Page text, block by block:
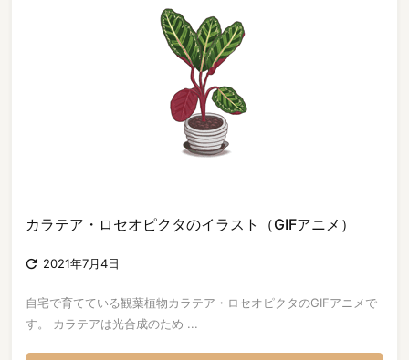
カラテア・ロセオピクタのイラスト（GIFアニメ）
 2021年7月4日
自宅で育てている観葉植物カラテア・ロセオピクタのGIFアニメで
す。 カラテアは光合成のため ...